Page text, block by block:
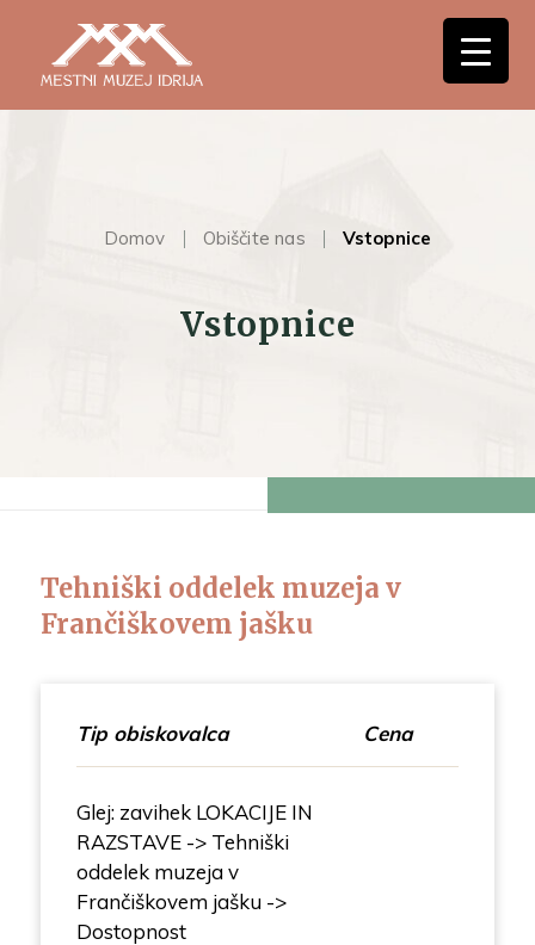
Domov Obiščite nas Vstopnice
Vstopnice
Tehniški oddelek muzeja v
Frančiškovem jašku
Tip obiskovalca Cena
Glej: zavihek LOKACIJE IN
RAZSTAVE -> Tehniški
oddelek muzeja v
Frančiškovem jašku ->
Dostopnost